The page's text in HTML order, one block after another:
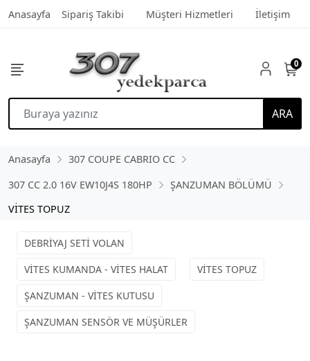
Anasayfa Sipariş Takibi Müşteri Hizmetleri İletişim
ARA
0
Anasayfa
307 COUPE CABRIO CC
307 CC 2.0 16V EW10J4S 180HP
ŞANZUMAN BÖLÜMÜ
VİTES TOPUZ
DEBRİYAJ SETİ VOLAN
VİTES KUMANDA - VİTES HALAT
VİTES TOPUZ
ŞANZUMAN - VİTES KUTUSU
ŞANZUMAN SENSÖR VE MÜŞÜRLER